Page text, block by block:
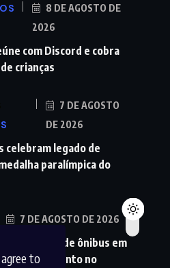
to
8 DE AGOSTO DE
2026
com Discord e cobra
crianças
7 DE AGOSTO
DE 2026
celebram legado de
paralímpica do
7 DE AGOSTO DE 2026
motorista de ônibus em
no